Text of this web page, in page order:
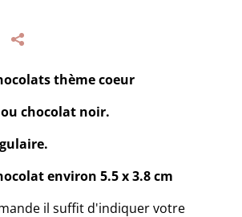
thème coeur
chocolat noir.
environ 5.5 x 3.8 cm
il suffit d'indiquer votre